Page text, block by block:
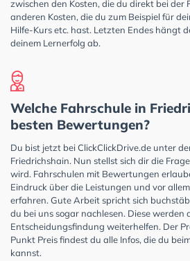
zwischen den Kosten, die du direkt bei der
anderen Kosten, die du zum Beispiel für
Hilfe-Kurs etc. hast. Letzten Endes hängt
deinem Lernerfolg ab.
Welche Fahrschule in
besten Bewertungen?
Du bist jetzt bei ClickClickDrive.de unter
Friedrichshain. Nun stellst sich dir die
wird. Fahrschulen mit Bewertungen
Eindruck über die Leistungen und vor
erfahren. Gute Arbeit spricht sich
du bei uns sogar nachlesen. Diese werden
Entscheidungsfindung weiterhelfen. Der
Punkt Preis findest du alle Infos, die du
kannst.